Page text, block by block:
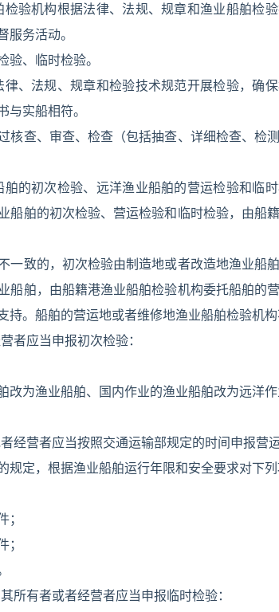
验机构根据法律、法规、规章和渔业船舶检
务活动。
、临时检验。
、法规、规章和检验技术规范开展检验，确
实船相符。
核查、审查、检查（包括抽查、详细检查、检
的初次检验、远洋渔业船舶的营运检验和临
船舶的初次检验、营运检验和临时检验，由船
一致的，初次检验由制造地或者改造地渔业船
船舶，由船籍港渔业船舶检验机构委托船舶的
。船舶的营运地或者维修地渔业船舶检验机构
者应当申报初次检验：
改为渔业船舶、国内作业的渔业船舶改为远洋作
经营者应当按照交通运输部规定的时间申报营运
定，根据渔业船舶运行年限和安全要求对下列
所有者或者经营者应当申报临时检验：